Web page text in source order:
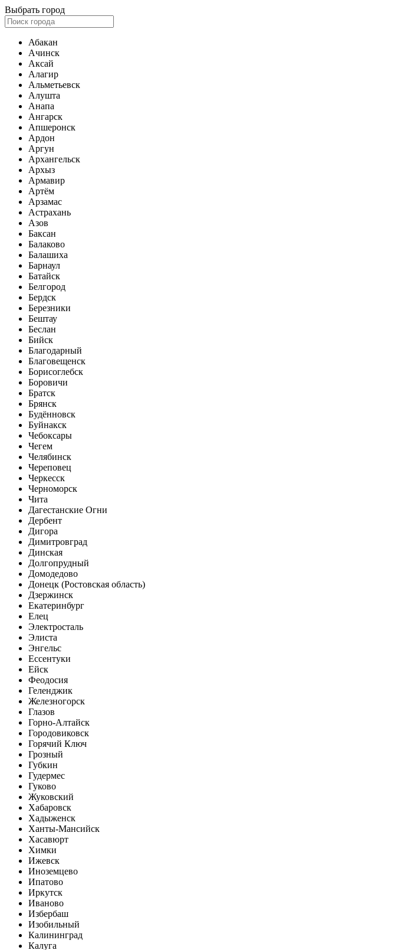
Выбрать город
Абакан
Ачинск
Аксай
Алагир
Альметьевск
Алушта
Анапа
Ангарск
Апшеронск
Ардон
Аргун
Архангельск
Архыз
Армавир
Артём
Арзамас
Астрахань
Азов
Баксан
Балаково
Балашиха
Барнаул
Батайск
Белгород
Бердск
Березники
Бештау
Беслан
Бийск
Благодарный
Благовещенск
Борисоглебск
Боровичи
Братск
Брянск
Будённовск
Буйнакск
Чебоксары
Чегем
Челябинск
Череповец
Черкесск
Черноморск
Чита
Дагестанские Огни
Дербент
Дигора
Димитровград
Динская
Долгопрудный
Домодедово
Донецк (Ростовская область)
Дзержинск
Екатеринбург
Елец
Электросталь
Элиста
Энгельс
Ессентуки
Ейск
Феодосия
Геленджик
Железногорск
Глазов
Горно-Алтайск
Городовиковск
Горячий Ключ
Грозный
Губкин
Гудермес
Гуково
Жуковский
Хабаровск
Хадыженск
Ханты-Мансийск
Хасавюрт
Химки
Ижевск
Иноземцево
Ипатово
Иркутск
Иваново
Избербаш
Изобильный
Калининград
Калуга